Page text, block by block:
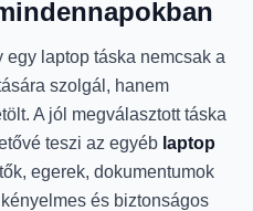
laptop táska nemcsak a
szolgál, hanem
A jól megválasztott táska
teszi az egyéb laptop
egerek, dokumentumok
és biztonságos